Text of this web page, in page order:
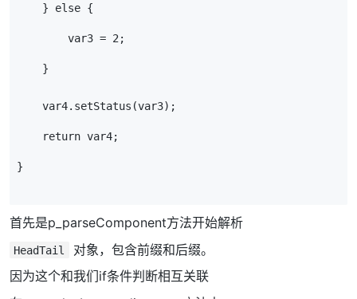
    } else {
        var3 = 2;
    }
    var4.setStatus(var3);
    return var4;
}
首先是p_parseComponent方法开始解析
HeadTail
对象，包含前缀和后缀。
因为这个和我们if条件判断相互关联